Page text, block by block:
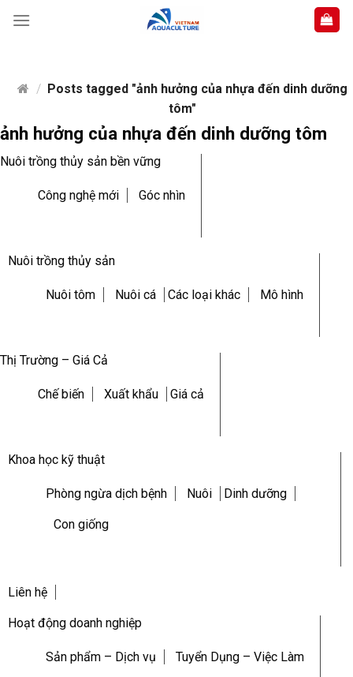
content/ Posts tagged "ảnh hưởng của nhựa đến dinh dưỡng
tôm"
ảnh hưởng của nhựa đến dinh dưỡng tôm
Nuôi trồng thủy sản bền vững
Công nghệ mới Góc nhìn
Nuôi trồng thủy sản
Nuôi tôm Nuôi cá Các loại khác Mô hình
Thị Trường – Giá Cả
Chế biến Xuất khẩu Giá cả
Khoa học kỹ thuật
Phòng ngừa dịch bệnh Nuôi Dinh dưỡng
Con giống
Liên hệ
Hoạt động doanh nghiệp
Sản phẩm – Dịch vụ Tuyển Dụng – Việc Làm